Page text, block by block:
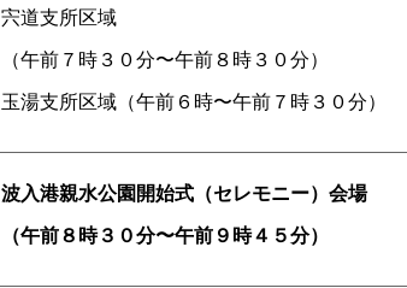
宍道支所区域
（午前７時３０分〜午前８時３０分）
玉湯支所区域（午前６時〜午前７時３０分）
波入港親水公園開始式（セレモニー）会場
（午前８時３０分〜午前９時４５分）